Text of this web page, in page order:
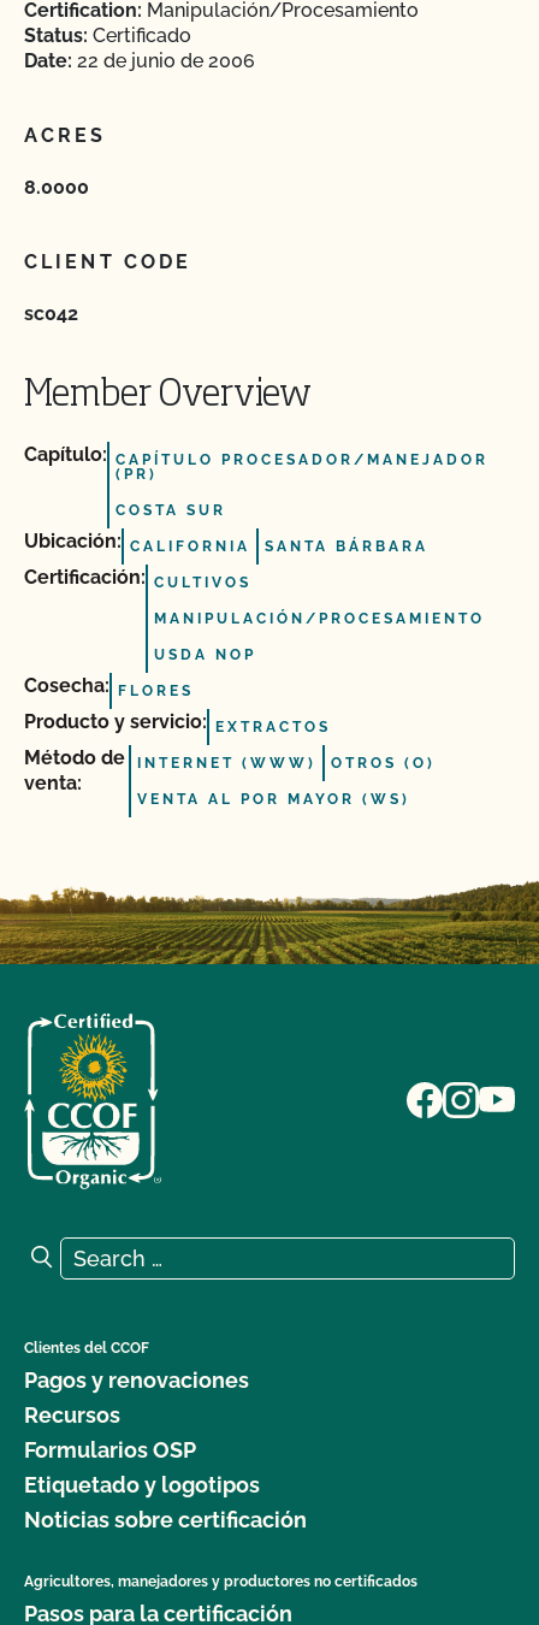
Certification: Manipulación/Procesamiento
Status: Certificado
Date: 22 de junio de 2006
ACRES
8.0000
CLIENT CODE
sc042
Member Overview
Capítulo: CAPÍTULO PROCESADOR/MANEJADOR
(PR)
COSTA SUR
Ubicación: CALIFORNIA SANTA BÁRBARA
Certificación: CULTIVOS
MANIPULACIÓN/PROCESAMIENTO
USDA NOP
Cosecha: FLORES
Producto y servicio: EXTRACTOS
Método de
venta:
INTERNET (WWW) OTROS (O)
VENTA AL POR MAYOR (WS)
Search for:
Search
Clientes del CCOF
Pagos y renovaciones
Recursos
Formularios OSP
Etiquetado y logotipos
Noticias sobre certificación
Agricultores, manejadores y productores no certificados
Pasos para la certificación